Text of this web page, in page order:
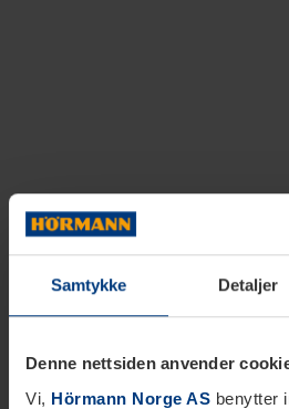
Samtykke Detaljer
Denne nettsiden anvender
Vi, Hörmann Norge AS benytter